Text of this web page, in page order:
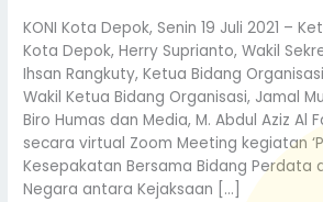
KONI Kota Depok, Senin 19 Juli 2021 –
Kota Depok, Herry Suprianto, Wakil
Ihsan Rangkuty, Ketua Bidang
Wakil Ketua Bidang Organisasi, Jamal
Biro Humas dan Media, M. Abdul Aziz Al
secara virtual Zoom Meeting kegiatan
Kesepakatan Bersama Bidang Perdata
Negara antara Kejaksaan […]